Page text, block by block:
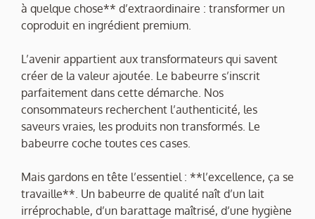
à quelque chose** d’extraordinaire : transformer un
coproduit en ingrédient premium.
L’avenir appartient aux transformateurs qui savent
créer de la valeur ajoutée. Le babeurre s’inscrit
parfaitement dans cette démarche. Nos
consommateurs recherchent l’authenticité, les
saveurs vraies, les produits non transformés. Le
babeurre coche toutes ces cases.
Mais gardons en tête l’essentiel : **l’excellence, ça se
travaille**. Un babeurre de qualité naît d’un lait
irréprochable, d’un barattage maîtrisé, d’une hygiène